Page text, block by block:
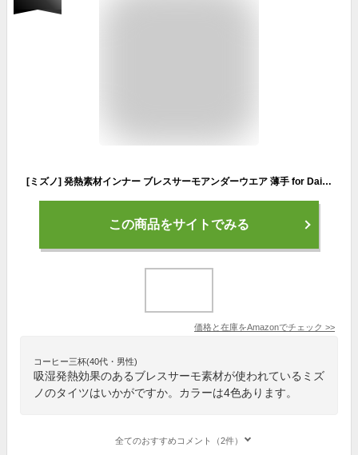
[ミズノ] 発熱素材インナー ブレスサーモアンダーウエア 薄手 for Daily ロングタイツ レディース ブラック M
この商品をサイトでみる
価格と在庫をAmazonでチェック >>
コーヒー三杯(40代・男性)
吸湿発熱効果のあるブレスサーモ素材が使われているミズ
ノのタイツはいかがですか。カラーは4色あります。
全てのおすすめコメント（2件）